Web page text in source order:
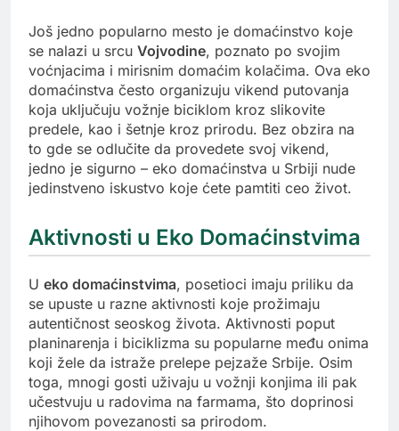
Još jedno popularno mesto je domaćinstvo koje
se nalazi u srcu Vojvodine, poznato po svojim
voćnjacima i mirisnim domaćim kolačima. Ova eko
domaćinstva često organizuju vikend putovanja
koja uključuju vožnje biciklom kroz slikovite
predele, kao i šetnje kroz prirodu. Bez obzira na
to gde se odlučite da provedete svoj vikend,
jedno je sigurno – eko domaćinstva u Srbiji nude
jedinstveno iskustvo koje ćete pamtiti ceo život.
Aktivnosti u Eko Domaćinstvima
U eko domaćinstvima, posetioci imaju priliku da
se upuste u razne aktivnosti koje prožimaju
autentičnost seoskog života. Aktivnosti poput
planinarenja i biciklizma su popularne među onima
koji žele da istraže prelepe pejzaže Srbije. Osim
toga, mnogi gosti uživaju u vožnji konjima ili pak
učestvuju u radovima na farmama, što doprinosi
njihovom povezanosti sa prirodom.